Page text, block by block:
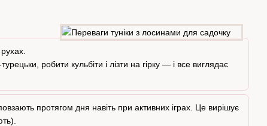
робити кульбіти і лізти на гірку — і все виглядає
протягом дня навіть при активних іграх. Це вирішує